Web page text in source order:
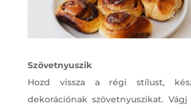
Szövetnyuszik
Hozd vissza a régi stílust,
dekorációnak szövetnyuszikat.